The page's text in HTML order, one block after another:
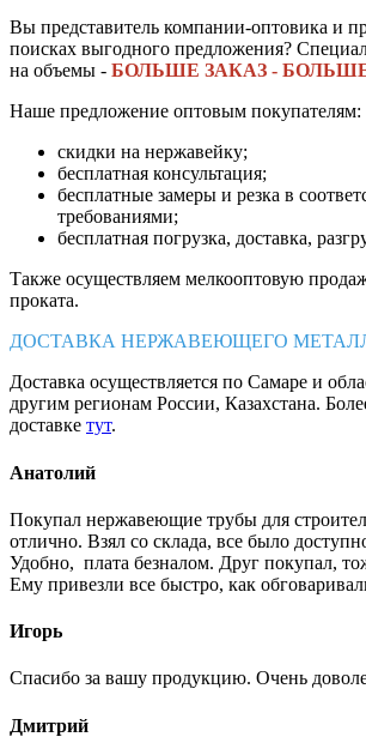
Вы представитель компании-оптовика и
поисках выгодного предложения?
на объемы - БОЛЬШЕ ЗАКАЗ -
Наше предложение оптовым покупателям:
скидки на нержавейку;
бесплатная консультация;
бесплатные замеры и резка в
требованиями;
бесплатная погрузка, доставка,
Также осуществляем мелкооптовую
проката.
ДОСТАВКА НЕРЖАВЕЮЩЕГО
Доставка осуществляется по Самаре и
другим регионам России, Казахстана.
доставке тут.
Анатолий
Покупал нержавеющие трубы для
отлично. Взял со склада, все было
Удобно, плата безналом. Друг покупал,
Ему привезли все быстро, как
Игорь
Спасибо за вашу продукцию. Очень
Дмитрий